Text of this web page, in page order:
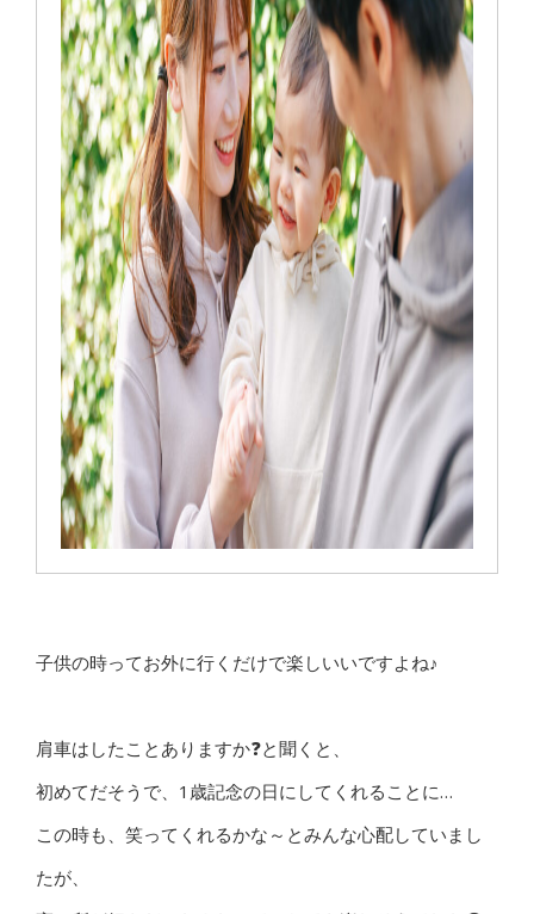
子供の時ってお外に行くだけで楽しいいですよね♪
肩車はしたことありますか❓と聞くと、
初めてだそうで、1歳記念の日にしてくれることに…
この時も、笑ってくれるかな～とみんな心配していまし
たが、